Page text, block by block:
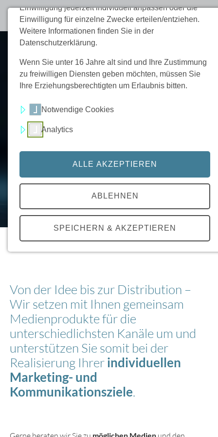
Media Services
Strukturierte Umsetzung von
visueller Kommunikation, Inhalten
und digitalen Anwendungen im
Marketingkontext
Von der Idee bis zur Distribution –
Wir setzen mit Ihnen gemeinsam
Medienprodukte für die
unterschiedlichsten Kanäle um und
unterstützen Sie somit bei der
Realisierung Ihrerindividuellen
Marketing- und
Kommunikationsziele.
Einwilligung jederzeit individuell anpassen oder die
Einwilligung für einzelne Zwecke erteilen/entziehen.
Weitere Informationen finden Sie in der
Datenschutzerklärung.
Wenn Sie unter 16 Jahre alt sind und Ihre Zustimmung
zu freiwilligen Diensten geben möchten, müssen Sie
Ihre Erziehungsberechtigten um Erlaubnis bitten.
Notwendige Cookies
Analytics
ALLE AKZEPTIEREN
ABLEHNEN
SPEICHERN & AKZEPTIEREN
NOTWENDIGE COOKIES
Notwendige Cookies müssen gesetzt werden,
damit die Website ordnungsgemäß funktioniert.
Diese Cookies gewährleisten anonym
grundlegende Funktionalitäten und
Sicherheitsmerkmale der Website.
Einverständnis-Cookie
Name: